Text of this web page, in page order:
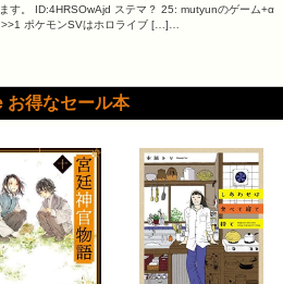
す。 ID:4HRSOwAjd ステマ？ 25: mutyunのゲーム+α
ポケモンSVはホロライブ […]…
お得なセール本